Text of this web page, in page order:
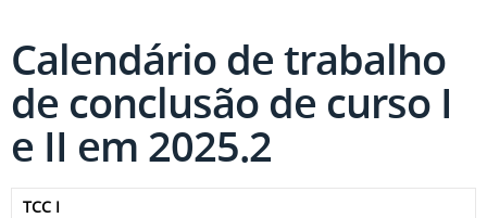
Calendário de trabalho
de conclusão de curso I
e II em 2025.2
TCC I